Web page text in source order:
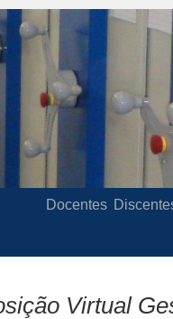
Docentes
Virtual